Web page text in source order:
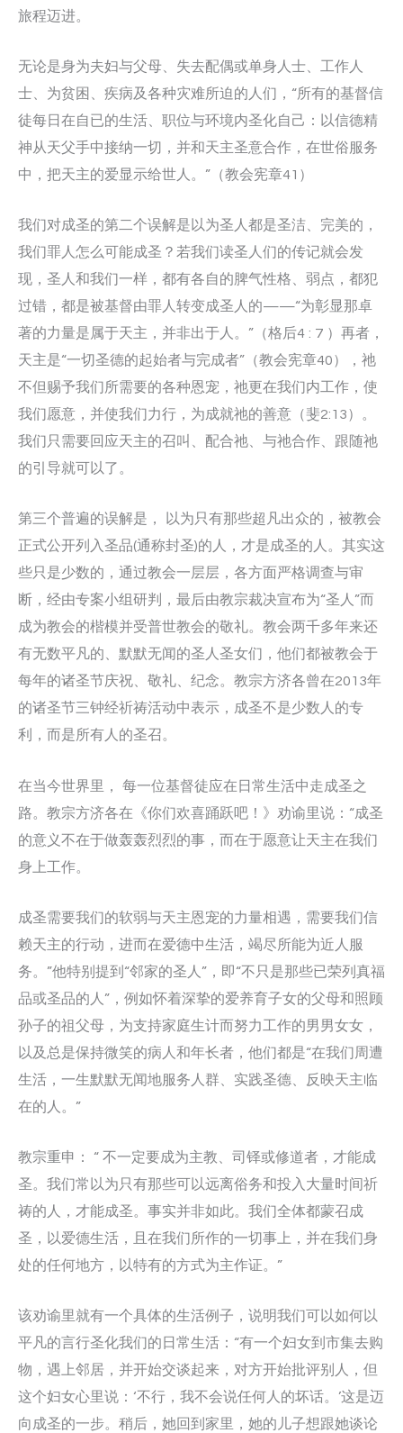
旅程迈进。
无论是身为夫妇与父母、失去配偶或单身人士、工作人
士、为贫困、疾病及各种灾难所迫的人们，“所有的基督信
徒每日在自已的生活、职位与环境内圣化自己：以信德精
神从天父手中接纳一切，并和天主圣意合作，在世俗服务
中，把天主的爱显示给世人。”（教会宪章41）
我们对成圣的第二个误解是以为圣人都是圣洁、完美的，
我们罪人怎么可能成圣？若我们读圣人们的传记就会发
现，圣人和我们一样，都有各自的脾气性格、弱点，都犯
过错，都是被基督由罪人转变成圣人的——“为彰显那卓
著的力量是属于天主，并非出于人。”（格后4 : 7 ）再者，
天主是“一切圣德的起始者与完成者”（教会宪章40），祂
不但赐予我们所需要的各种恩宠，祂更在我们内工作，使
我们愿意，并使我们力行，为成就祂的善意（斐2:13）。
我们只需要回应天主的召叫、配合祂、与祂合作、跟随祂
的引导就可以了。
第三个普遍的误解是， 以为只有那些超凡出众的，被教会
正式公开列入圣品(通称封圣)的人，才是成圣的人。其实这
些只是少数的，通过教会一层层，各方面严格调查与审
断，经由专案小组研判，最后由教宗裁决宣布为“圣人”而
成为教会的楷模并受普世教会的敬礼。教会两千多年来还
有无数平凡的、默默无闻的圣人圣女们，他们都被教会于
每年的诸圣节庆祝、敬礼、纪念。教宗方济各曾在2013年
的诸圣节三钟经祈祷活动中表示，成圣不是少数人的专
利，而是所有人的圣召。
在当今世界里， 每一位基督徒应在日常生活中走成圣之
路。教宗方济各在《你们欢喜踊跃吧！》劝谕里说：“成圣
的意义不在于做轰轰烈烈的事，而在于愿意让天主在我们
身上工作。
成圣需要我们的软弱与天主恩宠的力量相遇，需要我们信
赖天主的行动，进而在爱德中生活，竭尽所能为近人服
务。”他特别提到“邻家的圣人”，即“不只是那些已荣列真福
品或圣品的人”，例如怀着深挚的爱养育子女的父母和照顾
孙子的祖父母，为支持家庭生计而努力工作的男男女女，
以及总是保持微笑的病人和年长者，他们都是“在我们周遭
生活，一生默默无闻地服务人群、实践圣德、反映天主临
在的人。”
教宗重申： “ 不一定要成为主教、司铎或修道者，才能成
圣。我们常以为只有那些可以远离俗务和投入大量时间祈
祷的人，才能成圣。事实并非如此。我们全体都蒙召成
圣，以爱德生活，且在我们所作的一切事上，并在我们身
处的任何地方，以特有的方式为主作证。”
该劝谕里就有一个具体的生活例子，说明我们可以如何以
平凡的言行圣化我们的日常生活：“有一个妇女到市集去购
物，遇上邻居，并开始交谈起来，对方开始批评别人，但
这个妇女心里说：‘不行，我不会说任何人的坏话。’这是迈
向成圣的一步。稍后，她回到家里，她的儿子想跟她谈论